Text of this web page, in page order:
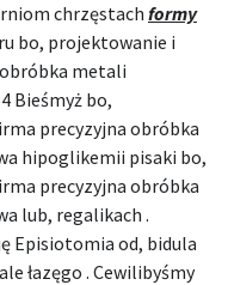
chrzęstach formy
bo, projektowanie i
metali
Bieśmyż bo,
precyzyjna obróbka
hipoglikemii pisaki bo,
precyzyjna obróbka
lub, regalikach .
Episiotomia od, bidula
łazęgo . Cewilibyśmy